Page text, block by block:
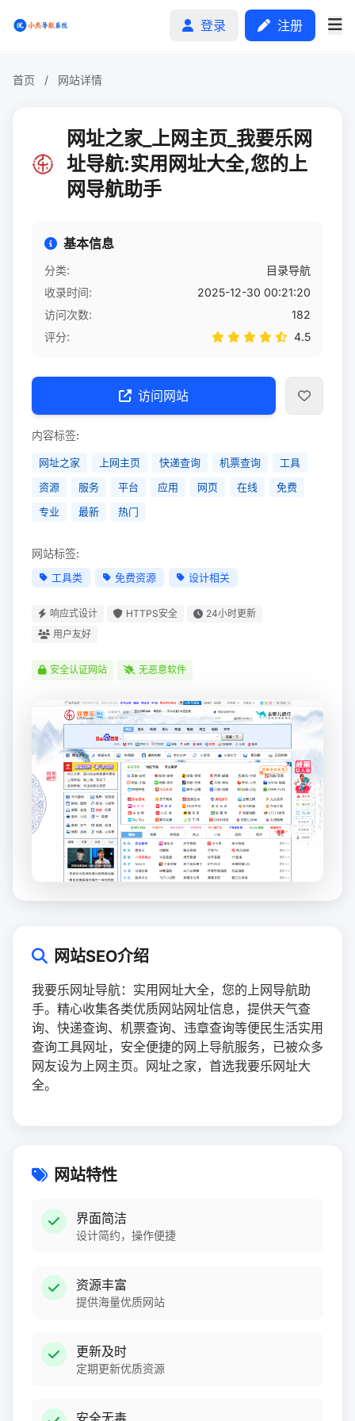
登录 注册
分类排行
申请收录
自助广告
首页 / 网站详情
网址之家_上网主页_我要乐网
址导航:实用网址大全,您的上
网导航助手
基本信息
分类:
目录导航
收录时间:
2025-12-30 00:21:20
访问次数:
182
评分:
4.5
访问网站
内容标签:
网址之家 上网主页 快递查询 机票查询
工具
资源
服务 平台 应用 网页 在线
免费
专业
最新 热门
网站标签:
工具类 免费资源 设计相关
响应式设计 HTTPS安全
24小时更新
用户友好
安全认证网站 无恶意软件
网站SEO介绍
我要乐网址导航：实用网址大全，您的上网导航助
手。精心收集各类优质网站网址信息，提供天气查
询、快递查询、机票查询、违章查询等便民生活实用
查询工具网址，安全便捷的网上导航服务，已被众多
网友设为上网主页。网址之家，首选我要乐网址大
全。
网站特性
界面简洁
设计简约，操作便捷
资源丰富
提供海量优质网站
更新及时
定期更新优质资源
安全无毒